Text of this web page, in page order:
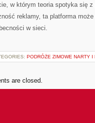
w którym teoria spotyka się
reklamy, ta platforma
w sieci.
PODRÓŻE ZIMOWE NARTY I
are closed.